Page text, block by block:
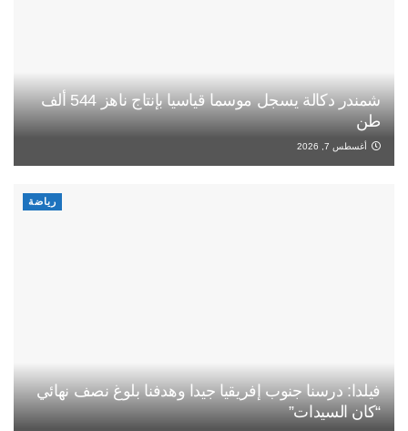
شمندر دكالة يسجل موسما قياسيا بإنتاج ناهز 544 ألف
طن
أغسطس 7, 2026
رياضة
فيلدا: درسنا جنوب إفريقيا جيدا وهدفنا بلوغ نصف نهائي
“كان السيدات”